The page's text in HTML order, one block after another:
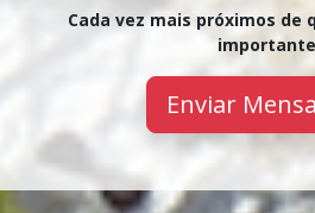
Cada vez mais próximos de
importante
Enviar